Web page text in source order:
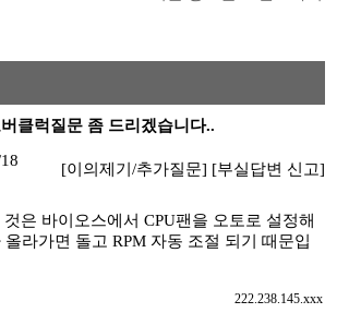
클럭질문 좀 드리겠습니다..
[이의제기/추가질문] [부실답변 신고]
은 바이오스에서 CPU팬을 오토로 설정해
라가면 돌고 RPM 자동 조절 되기 때문입
222.238.145.xxx